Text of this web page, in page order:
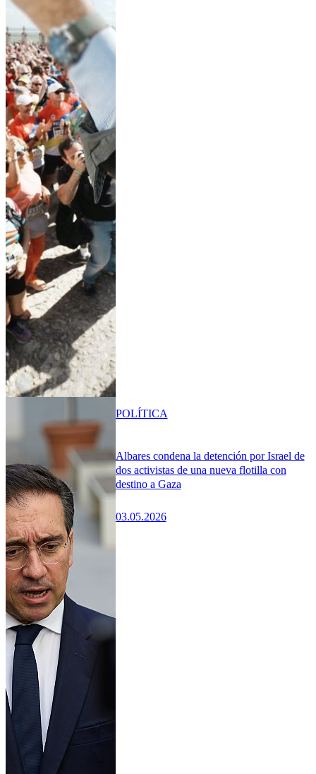
Albares condena la detención por Israel de
dos activistas de una nueva flotilla con
destino a Gaza
03.05.2026
POLÍTICA